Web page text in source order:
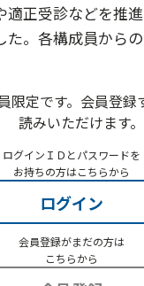
適正受診などを推
た。各構成員から
限定です。会員登録
読みいただけます。
ログインＩＤとパスワードを
お持ちの方はこちらから
ログイン
会員登録がまだの方は
こちらから